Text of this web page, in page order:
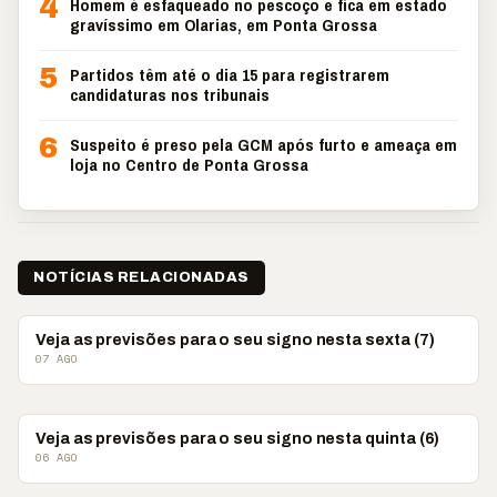
4
Homem é esfaqueado no pescoço e fica em estado
gravíssimo em Olarias, em Ponta Grossa
5 Partidos têm até o dia 15 para registrarem
candidaturas nos tribunais
6 Suspeito é preso pela GCM após furto e ameaça em
loja no Centro de Ponta Grossa
NOTÍCIAS RELACIONADAS
ASTROLOGIA
Veja as previsões para o seu signo nesta sexta (7)
07 AGO
ASTROLOGIA
Veja as previsões para o seu signo nesta quinta (6)
06 AGO